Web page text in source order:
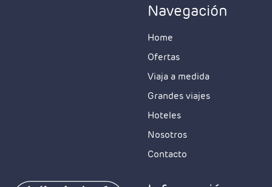
Navegación
Home
Ofertas
Viaja a medida
Grandes viajes
Hoteles
Nosotros
Contacto